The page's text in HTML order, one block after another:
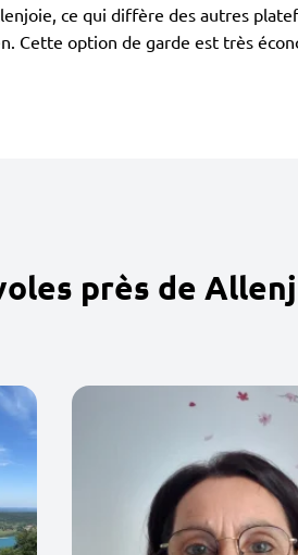
ce qui diffère des autres
Cette option de garde est très
près de